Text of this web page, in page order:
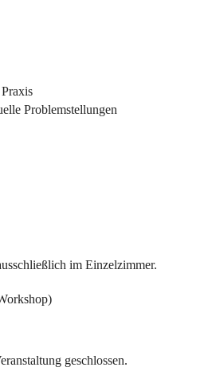
Problemstellungen
im Einzelzimmer.
geschlossen.